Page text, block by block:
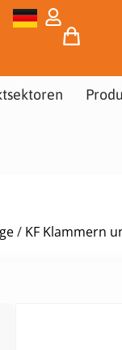
/ KF Klammern